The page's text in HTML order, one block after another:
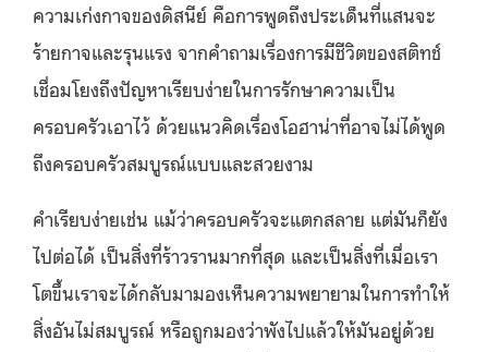
ความเก่งกาจของดิสนีย์ คือการพูดถึงประเด็นที่แสนจะ
ร้ายกาจและรุนแรง จากคำถามเรื่องการมีชีวิตของสติทช์
เชื่อมโยงถึงปัญหาเรียบง่ายในการรักษาความเป็น
ครอบครัวเอาไว้ ด้วยแนวคิดเรื่องโอฮาน่าที่อาจไม่ได้พูด
ถึงครอบครัวสมบูรณ์แบบและสวยงาม
คำเรียบง่ายเช่น แม้ว่าครอบครัวจะแตกสลาย แต่มันก็ยัง
ไปต่อได้ เป็นสิ่งที่ร้าวรานมากที่สุด และเป็นสิ่งที่เมื่อเรา
โตขึ้นเราจะได้กลับมามองเห็นความพยายามในการทำให้
สิ่งอันไม่สมบูรณ์ หรือถูกมองว่าพังไปแล้วให้มันอยู่ด้วย